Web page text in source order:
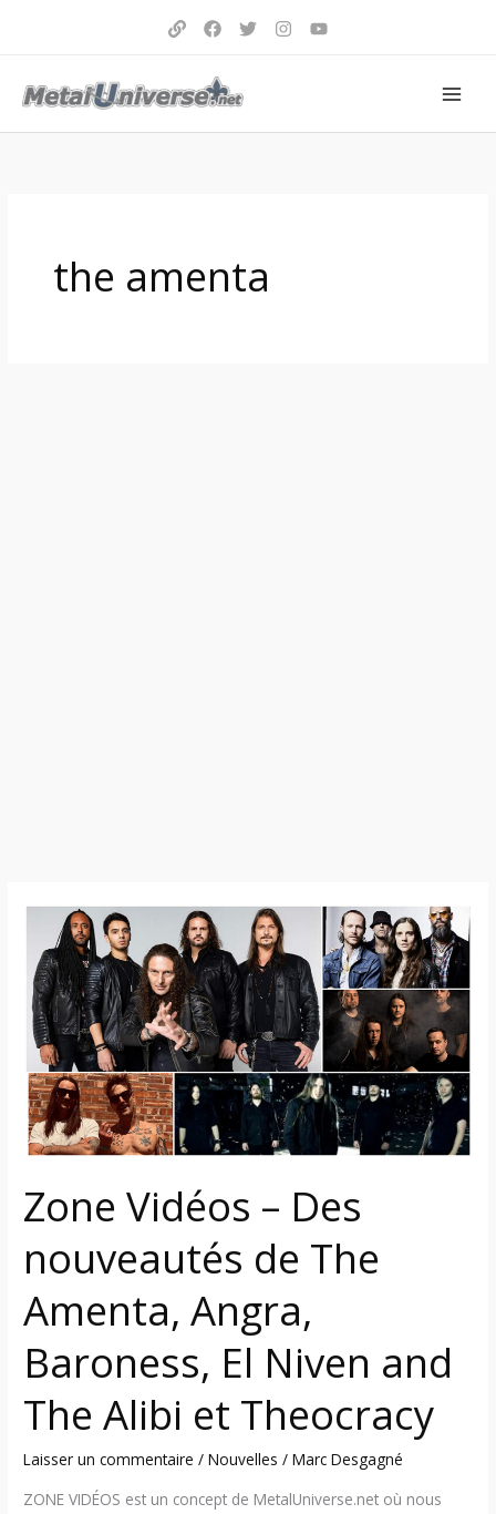
the amenta
Zone Vidéos – Des
nouveautés de The
Amenta, Angra,
Baroness, El Niven and
The Alibi et Theocracy
Laisser un commentaire /Nouvelles /Marc Desgagné
ZONE VIDÉOS est un concept de MetalUniverse.net où nous
Vidéos
Des
nouveautés
de
The
Amenta,
Angra,
El
Niven
and
The
Alibi
Theocracy